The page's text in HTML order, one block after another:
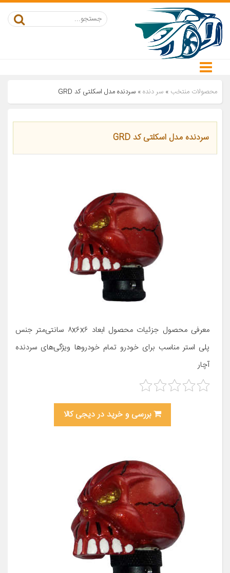
محصولات منتخب » سر دنده» سردنده مدل اسکلتی کد GRD
سردنده مدل اسکلتی کد GRD
معرفی محصول جزئیات محصول ابعاد ۸x۶x۶ سانتی‌متر جنس
پلی استر مناسب برای خودرو تمام خودروها ویژگی‌های سردنده
آچار
بررسی و خرید در دیجی کالا